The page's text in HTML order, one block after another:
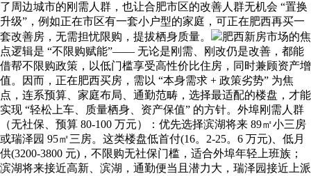
了周边城市的刚需人群，也让合肥市区的改善人群无机会 “置换
升级”，例如正在市区有一套小户型的家庭，可正在肥西再买一
套改善房，无需担忧限购，提拔栖身质量。
肥西新房市场的焦
点逻辑是 “不限购赋能”—— 无论是刚需、刚改仍是改善，都能
借帮不限购政策，以低门槛享受高性价比住房，同时兼顾资产增
值。因而，正在肥西买房，需以 “本身需求 + 政策劣势” 为焦
点，连系预算、家庭布局、通勤范畴，选择最适配的楼盘，才能
实现 “轻松上车、质量栖身、资产保值” 的方针。外埠刚需人群
（无社保、预算 80-100 万元）：优先选择滨湖将来 89㎡小三房
或瑞泽园 95㎡三房。这类楼盘低首付(16。2-25。6 万元)、低月
供(3200-3800 元)，不限购无社保门槛，适合外埠年轻上班族；
滨湖将来接近高新、滨湖，通勤便当且潜力大，瑞泽园接近上派